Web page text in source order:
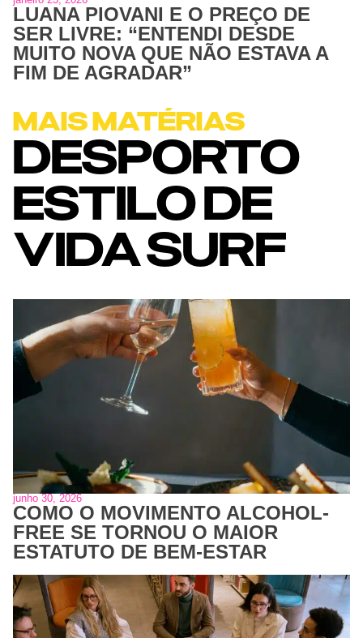
LUANA PIOVANI E O PREÇO DE
SER LIVRE: “ENTENDI DESDE
MUITO NOVA QUE NÃO ESTAVA A
FIM DE AGRADAR”
MAIS MATÉRIAS
DESPORTO
ESTILO DE
VIDASURF
junho 30, 2026
COMO O MOVIMENTO ALCOHOL-
FREE SE TORNOU O MAIOR
ESTATUTO DE BEM-ESTAR